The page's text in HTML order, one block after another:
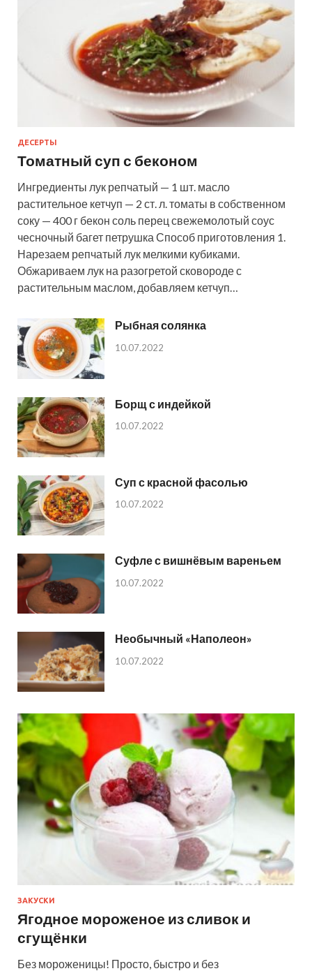
ДЕСЕРТЫ
Томатный суп с беконом
Ингредиенты лук репчатый — 1 шт. масло
растительное кетчуп — 2 ст. л. томаты в собственном
соку — 400 г бекон соль перец свежемолотый соус
чесночный багет петрушка Способ приготовления 1.
Нарезаем репчатый лук мелкими кубиками.
Обжариваем лук на разогретой сковороде с
растительным маслом, добавляем кетчуп…
Рыбная солянка
10.07.2022
Борщ с индейкой
10.07.2022
Суп с красной фасолью
10.07.2022
Суфле с вишнёвым вареньем
10.07.2022
Необычный «Наполеон»
10.07.2022
ЗАКУСКИ
Ягодное мороженое из сливок и
сгущёнки
Без мороженицы! Просто, быстро и без